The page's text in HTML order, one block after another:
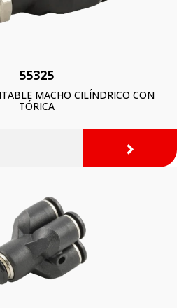
55325
MACHO CILÍNDRICO CON
TÓRICA
>